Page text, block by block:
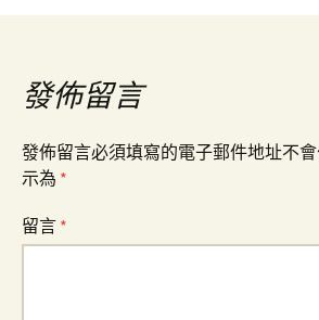
覽
發佈留言
發佈留言必須填寫的電子郵件地址不會
示為 *
留言 *